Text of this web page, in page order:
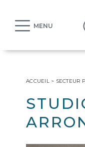
MENU
ACCUEIL> SECTEUR